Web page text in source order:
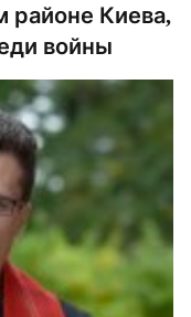
районе Киева,
войны